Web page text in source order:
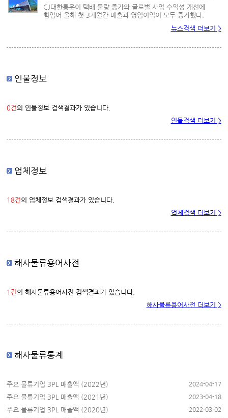
CJ대한통운이 택배 물량 증가와 글로벌 사업 수익성 개선에
힘입어 올해 첫 3개월간 매출과 영업이익이 모두 증가했다.
매출액 3조2145억원, 영업이익 921억원을 기록했다고뉴스검색 더보기 >
인물정보
0건의 인물정보 검색결과가 있습니다.
인물검색 더보기 >
업체정보
18건의 업체정보 검색결과가 있습니다.
업체검색 더보기 >
해사물류용어사전
1건의 해사물류용어사전 검색결과가 있습니다.
해사물류용어사전 더보기 >
해사물류통계
주요 물류기업 3PL 매출액 (2022년) 2024-04-17
주요 물류기업 3PL 매출액 (2021년) 2023-04-18
주요 물류기업 3PL 매출액 (2020년) 2022-03-02